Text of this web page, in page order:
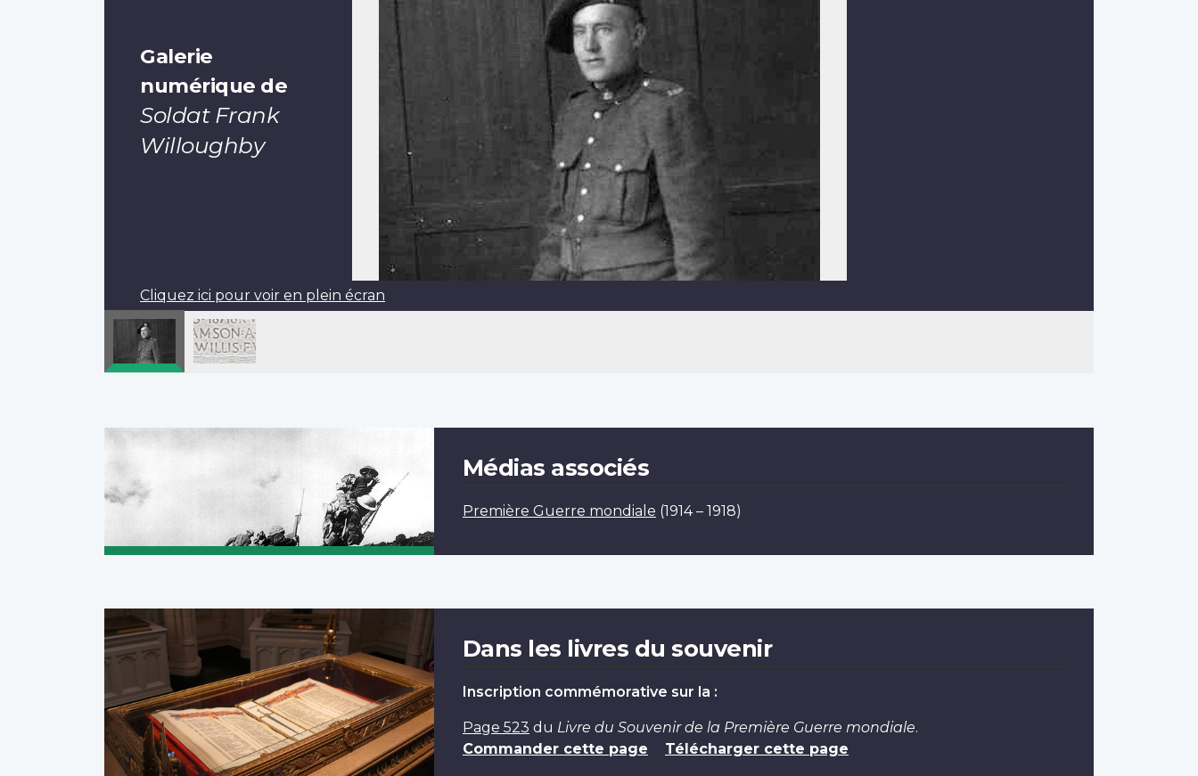
Galerie
numérique de
Soldat Frank
Willoughby
Cliquez ici pour voir en plein écran
Médias associés
Première Guerre mondiale (1914 – 1918)
Dans les livres du souvenir
Inscription commémorative sur la :
Page 523 du Livre du Souvenir de la Première Guerre mondiale.
Commander cette page
Télécharger cette page